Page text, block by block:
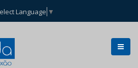
Language ▼